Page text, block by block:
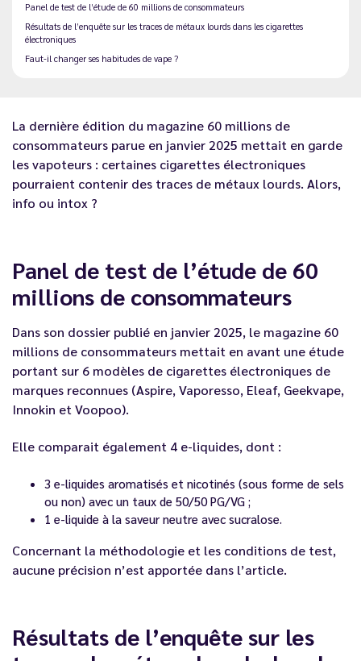
Panel de test de l’étude de 60 millions de consommateurs
Résultats de l’enquête sur les traces de métaux lourds dans les cigarettes
électroniques
Faut-il changer ses habitudes de vape ?
La dernière édition du magazine 60 millions de
consommateurs parue en janvier 2025 mettait en garde
les vapoteurs : certaines cigarettes électroniques
pourraient contenir des traces de métaux lourds. Alors,
info ou intox ?
Panel de test de l’étude de 60
millions de consommateurs
Dans son dossier publié en janvier 2025, le magazine 60
millions de consommateurs mettait en avant une étude
portant sur 6 modèles de cigarettes électroniques de
marques reconnues (Aspire, Vaporesso, Eleaf, Geekvape,
Innokin et Voopoo).
Elle comparait également 4 e-liquides, dont :
3 e-liquides aromatisés et nicotinés (sous forme de sels
ou non) avec un taux de 50/50 PG/VG ;
1 e-liquide à la saveur neutre avec sucralose.
Concernant la méthodologie et les conditions de test,
aucune précision n’est apportée dans l’article.
Résultats de l’enquête sur les